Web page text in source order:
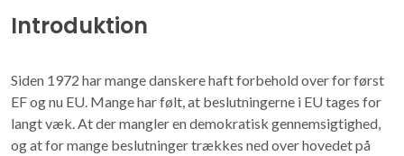
Introduktion
Siden 1972 har mange danskere haft forbehold over for først
EF og nu EU. Mange har følt, at beslutningerne i EU tages for
langt væk. At der mangler en demokratisk gennemsigtighed,
og at for mange beslutninger trækkes ned over hovedet på